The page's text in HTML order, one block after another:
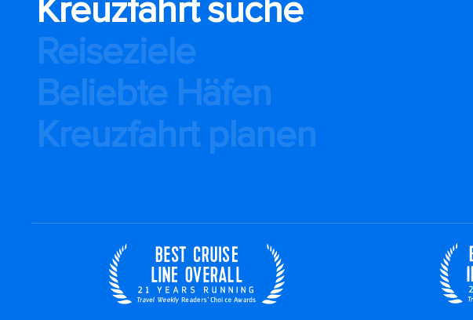
Kreuzfahrt suche
Reiseziele
Beliebte Häfen
Kreuzfahrt planen